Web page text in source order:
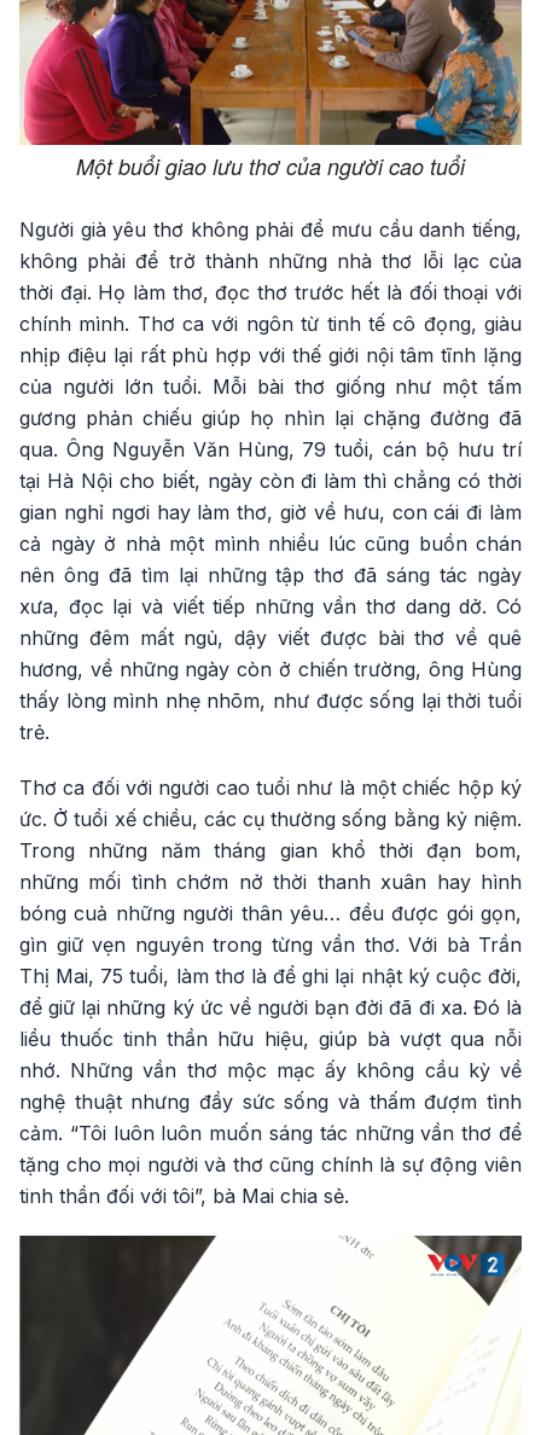
Một buổi giao lưu thơ của người cao tuổi
Người già yêu thơ không phải để mưu cầu danh tiếng,
không phải để trở thành những nhà thơ lỗi lạc của
thời đại. Họ làm thơ, đọc thơ trước hết là đối thoại với
chính mình. Thơ ca với ngôn từ tinh tế cô đọng, giàu
nhịp điệu lại rất phù hợp với thế giới nội tâm tĩnh lặng
của người lớn tuổi. Mỗi bài thơ giống như một tấm
gương phản chiếu giúp họ nhìn lại chặng đường đã
qua. Ông Nguyễn Văn Hùng, 79 tuổi, cán bộ hưu trí
tại Hà Nội cho biết, ngày còn đi làm thì chẳng có thời
gian nghỉ ngơi hay làm thơ, giờ về hưu, con cái đi làm
cả ngày ở nhà một mình nhiều lúc cũng buồn chán
nên ông đã tìm lại những tập thơ đã sáng tác ngày
xưa, đọc lại và viết tiếp những vần thơ dang dở. Có
những đêm mất ngủ, dậy viết được bài thơ về quê
hương, về những ngày còn ở chiến trường, ông Hùng
thấy lòng mình nhẹ nhõm, như được sống lại thời tuổi
trẻ.
Thơ ca đối với người cao tuổi như là một chiếc hộp ký
ức. Ở tuổi xế chiều, các cụ thường sống bằng kỷ niệm.
Trong những năm tháng gian khổ thời đạn bom,
những mối tình chớm nở thời thanh xuân hay hình
bóng cuả những người thân yêu… đều được gói gọn,
gìn giữ vẹn nguyên trong từng vần thơ. Với bà Trần
Thị Mai, 75 tuổi, làm thơ là để ghi lại nhật ký cuộc đời,
để giữ lại những ký ức về người bạn đời đã đi xa. Đó là
liều thuốc tinh thần hữu hiệu, giúp bà vượt qua nỗi
nhớ. Những vần thơ mộc mạc ấy không cầu kỳ về
nghệ thuật nhưng đầy sức sống và thấm đượm tình
cảm. “Tôi luôn luôn muốn sáng tác những vần thơ để
tặng cho mọi người và thơ cũng chính là sự động viên
tinh thần đối với tôi”, bà Mai chia sẻ.